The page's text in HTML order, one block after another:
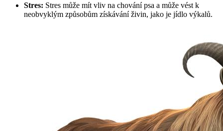
Stres: Stres může mít vliv na chování psa a může vést k
neobvyklým způsobům získávání živin, jako je jídlo výkalů.